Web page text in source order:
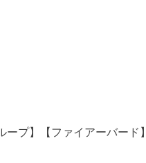
ープ】【ファイアーバード